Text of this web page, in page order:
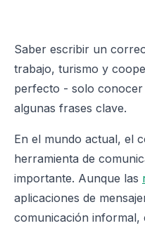
Saber escribir un
trabajo, turismo y
perfecto - solo
algunas frases clave.
En el mundo actual, el
herramienta de
importante. Aunque las
aplicaciones de
comunicación informal,